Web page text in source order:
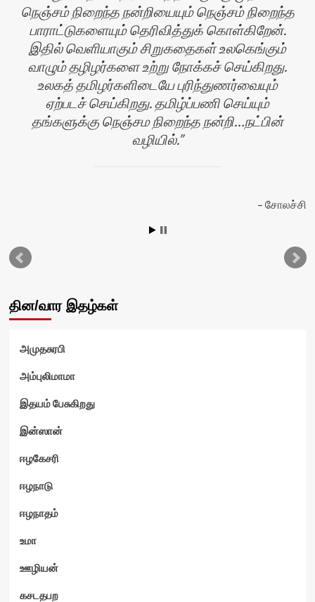
நெஞ்சம் நிறைந்த நன்றியையும் நெஞ்சம் நிறைந்த
பாராட்டுகளையும் தெரிவித்துக் கொள்கிறேன்.
இதில் வெளியாகும் சிறுகதைகள் உலகெங்கும்
வாழும் தழிழர்களை உற்று நோக்கச் செய்கிறது.
உலகத் தமிழர்களிடையே புரிந்துணர்வையும்
ஏற்படச் செய்கிறது. தமிழ்ப்பணி செய்யும்
தங்களுக்கு நெஞ்சம நிறைந்த நன்றி…நட்பின்
வழியில்.
சோலச்சி
தின/வார இதழ்கள்
அமுதசுரபி
அம்புலிமாமா
இதயம் பேசுகிறது
இன்ஸான்
ஈழகேசரி
ஈழநாடு
ஈழநாதம்
உமா
ஊழியன்
கசடதபற